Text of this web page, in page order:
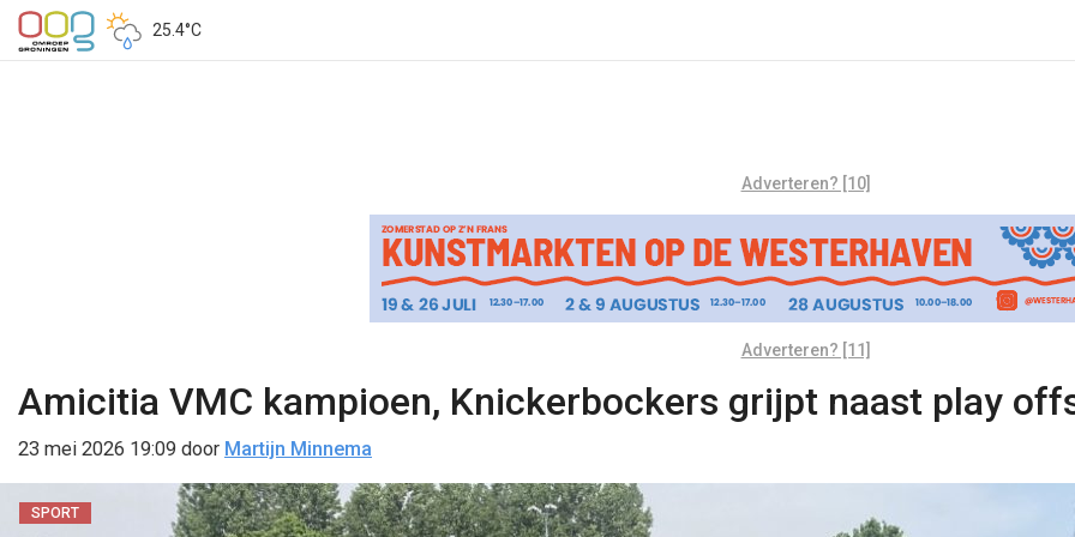
25.4°C
Adverteren? [10]
Adverteren? [11]
Amicitia VMC kampioen, Knickerbockers grijpt naast play
23 mei 2026 19:09 door Martijn Minnema
SPORT